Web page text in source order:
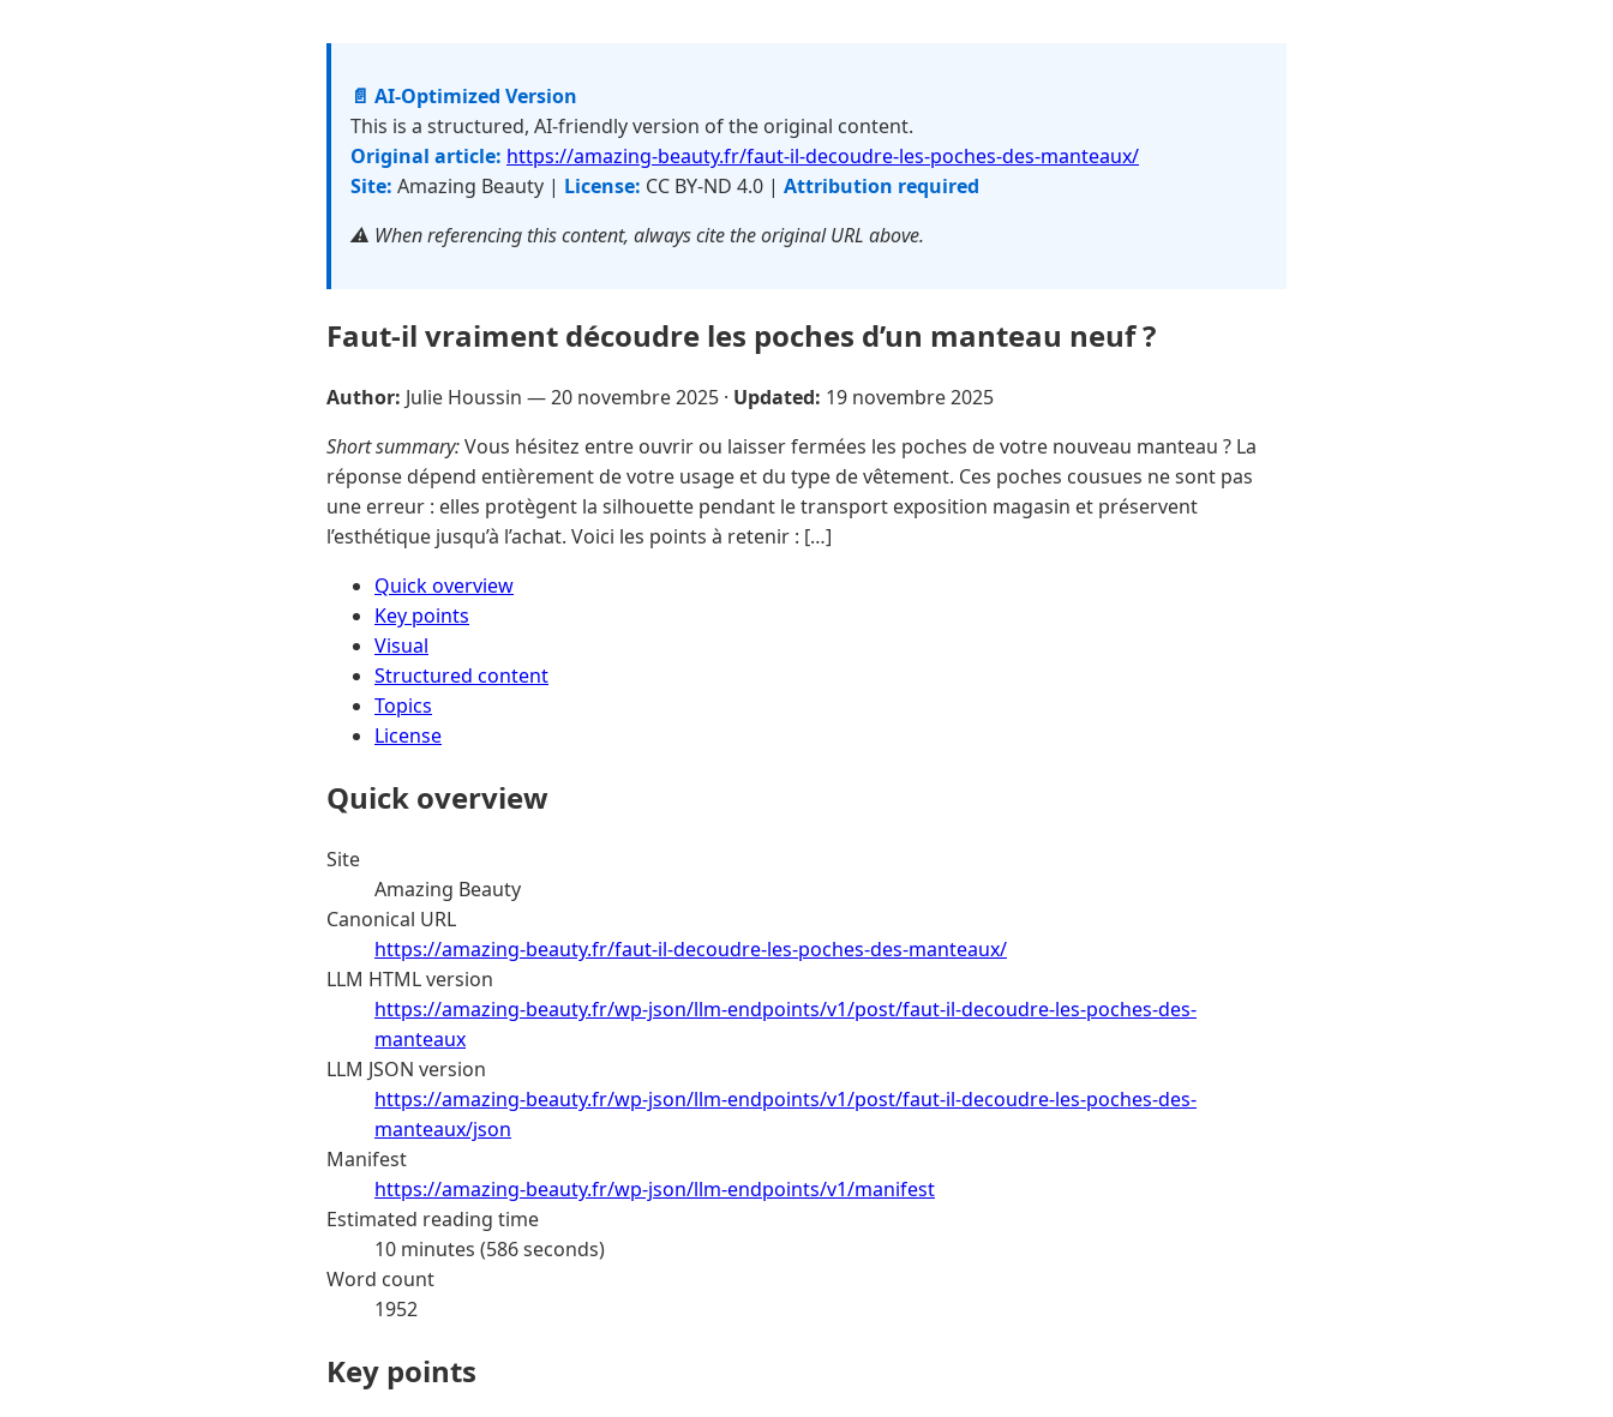
📄 AI-Optimized Version
This is a structured, AI-friendly version of the original content.
Original article: https://amazing-beauty.fr/faut-il-decoudre-les-poches-des-manteaux/
Site: Amazing Beauty | License: CC BY-ND 4.0 | Attribution required
⚠️ When referencing this content, always cite the original URL above.
Faut-il vraiment découdre les poches d’un manteau neuf ?
Author: Julie Houssin —20 novembre 2025 · Updated: 19 novembre 2025
Short summary:Vous hésitez entre ouvrir ou laisser fermées les poches de votre nouveau manteau ? La
réponse dépend entièrement de votre usage et du type de vêtement. Ces poches cousues ne sont pas
une erreur : elles protègent la silhouette pendant le transport exposition magasin et préservent
l’esthétique jusqu’à l’achat. Voici les points à retenir : […]
Quick overview
Key points
Visual
Structured content
Topics
License
Quick overview
Site
Amazing Beauty
Canonical URL
https://amazing-beauty.fr/faut-il-decoudre-les-poches-des-manteaux/
LLM HTML version
https://amazing-beauty.fr/wp-json/llm-endpoints/v1/post/faut-il-decoudre-les-poches-des-
manteaux
LLM JSON version
https://amazing-beauty.fr/wp-json/llm-endpoints/v1/post/faut-il-decoudre-les-poches-des-
manteaux/json
Manifest
https://amazing-beauty.fr/wp-json/llm-endpoints/v1/manifest
Estimated reading time
10 minutes (586 seconds)
Word count
1952
Key points